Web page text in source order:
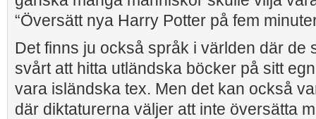
“Översätt nya Harry Potter på fem
Det finns ju också språk i världen där de
svårt att hitta utländska böcker på sitt
vara isländska tex. Men det kan också
där diktaturerna väljer att inte översätta